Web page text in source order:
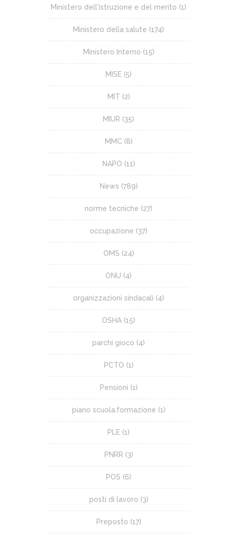
Ministero dell'istruzione e del merito (1)
Ministero della salute (174)
Ministero Interno (15)
MISE (5)
MIT (2)
MIUR (35)
MMC (8)
NAPO (11)
News (789)
norme tecniche (27)
occupazione (37)
OMS (24)
ONU (4)
organizzazioni sindacali (4)
OSHA (15)
parchi gioco (4)
PCTO (1)
Pensioni (1)
piano scuola.formazione (1)
PLE (1)
PNRR (3)
POS (6)
posti di lavoro (3)
Preposto (17)